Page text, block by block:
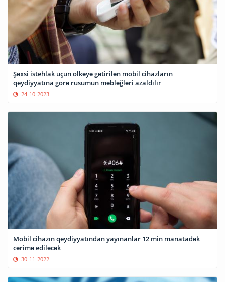
Şəxsi istehlak üçün ölkəyə gətirilən mobil cihazların
qeydiyyatına görə rüsumun məbləğləri azaldılır
24-10-2023
Mobil cihazın qeydiyyatından yayınanlar 12 min manatadək
cərimə ediləcək
30-11-2022